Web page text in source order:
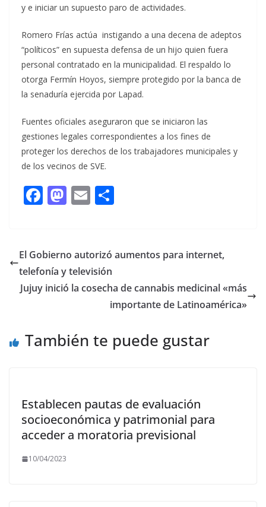
y e iniciar un supuesto paro de actividades.
Romero Frías actúa instigando a una decena de adeptos
“políticos” en supuesta defensa de un hijo quien fuera
personal contratado en la municipalidad. El respaldo lo
otorga Fermín Hoyos, siempre protegido por la banca de
la senaduría ejercida por Lapad.
Fuentes oficiales aseguraron que se iniciaron las
gestiones legales correspondientes a los fines de
proteger los derechos de los trabajadores municipales y
de los vecinos de SVE.
F
b
o
o
M
d
o
n
E
l p
ti
r
El Gobierno autorizó aumentos para internet,
telefonía y televisión
Jujuy inició la cosecha de cannabis medicinal «más
importante de Latinoamérica»
También te puede gustar
Establecen pautas de evaluación
socioeconómica y patrimonial para
acceder a moratoria previsional
10/04/2023